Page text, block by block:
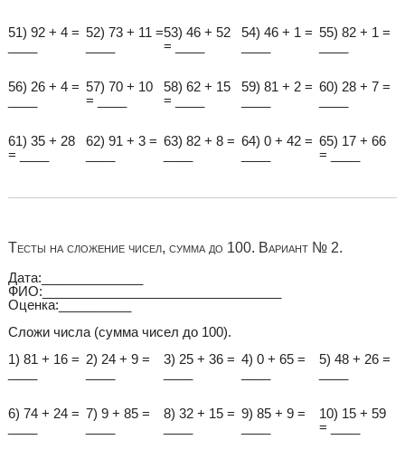
51) 92 + 4 = 52) 73 + 11 =53) 46 + 52
= ____
54) 46 + 1 = 55) 82 + 1 =
56) 26 + 4 = 57) 70 + 10
= ____
58) 62 + 15
= ____
59) 81 + 2 = 60) 28 + 7 =
61) 35 + 28
= ____
62) 91 + 3 = 63) 82 + 8 = 64) 0 + 42 = 65) 17 + 66
= ____
Тесты на сложение чисел, сумма до 100. Вариант № 2.
Дата:______________
ФИО:_________________________________
Оценка:__________
Сложи числа (сумма чисел до 100).
1) 81 + 16 = 2) 24 + 9 =
3) 25 + 36 = 4) 0 + 65 =
5) 48 + 26 =
6) 74 + 24 = 7) 9 + 85 =
8) 32 + 15 = 9) 85 + 9 =
10) 15 + 59
= ____